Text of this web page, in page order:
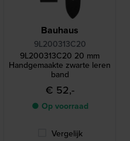
Bauhaus
9L200313C20
9L200313C20 20 mm
Handgemaakte zwarte leren
band
€ 52,-
● Op voorraad
Vergelijk